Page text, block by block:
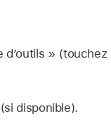
d’outils » (touchez
disponible).